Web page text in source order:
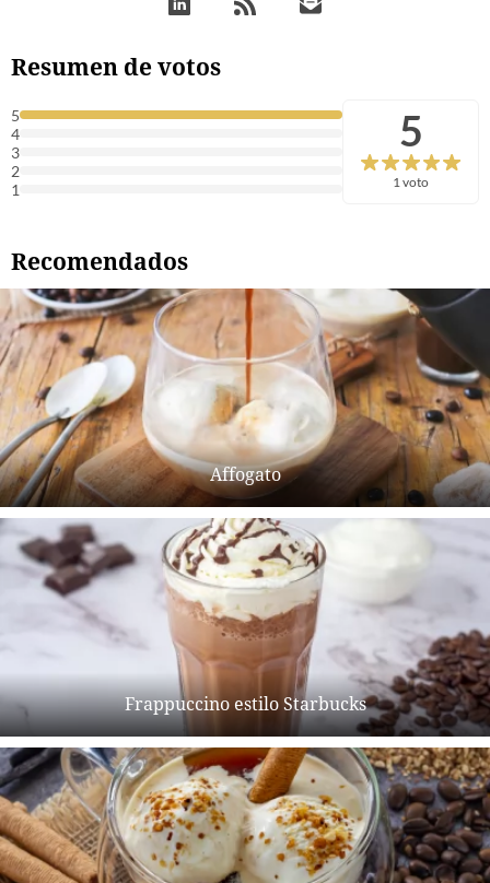
Resumen de votos
5
4
3
2
1
5
1 voto
Recomendados
Affogato
Frappuccino estilo Starbucks